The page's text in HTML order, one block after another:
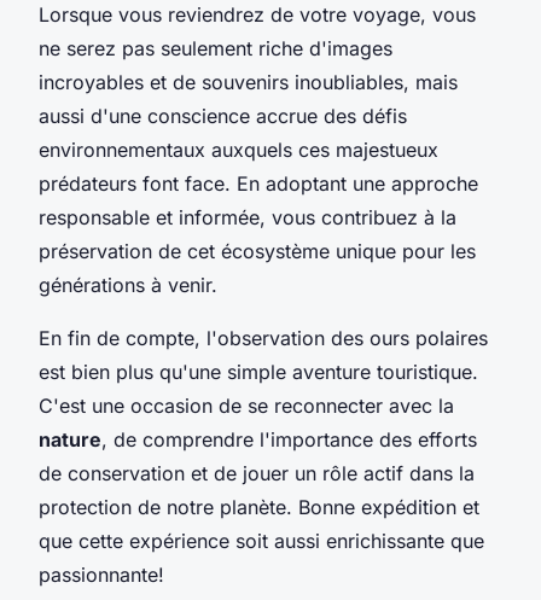
Lorsque vous reviendrez de votre voyage, vous
ne serez pas seulement riche d'images
incroyables et de souvenirs inoubliables, mais
aussi d'une conscience accrue des défis
environnementaux auxquels ces majestueux
prédateurs font face. En adoptant une approche
responsable et informée, vous contribuez à la
préservation de cet écosystème unique pour les
générations à venir.
En fin de compte, l'observation des ours polaires
est bien plus qu'une simple aventure touristique.
C'est une occasion de se reconnecter avec la
nature, de comprendre l'importance des efforts
de conservation et de jouer un rôle actif dans la
protection de notre planète. Bonne expédition et
que cette expérience soit aussi enrichissante que
passionnante!